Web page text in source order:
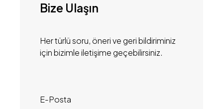
Bize Ulaşın
Her türlü soru, öneri ve geri bildiriminiz
için bizimle iletişime geçebilirsiniz.
E-Posta